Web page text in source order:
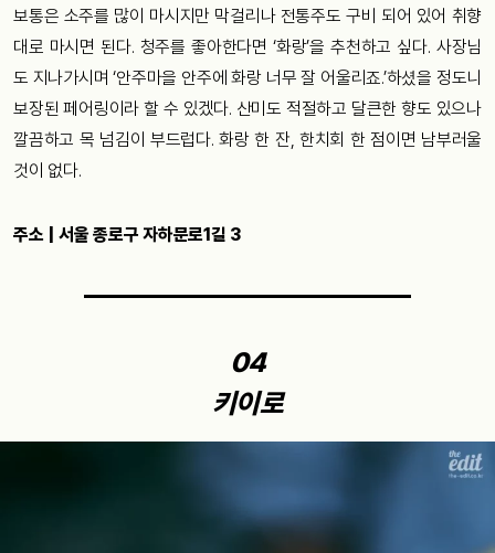
보통은 소주를 많이 마시지만 막걸리나 전통주도 구비 되어 있어 취향
대로 마시면 된다. 청주를 좋아한다면 ‘화랑’을 추천하고 싶다. 사장님
도 지나가시며 ‘안주마을 안주에 화랑 너무 잘 어울리죠.’하셨을 정도니
보장된 페어링이라 할 수 있겠다. 산미도 적절하고 달큰한 향도 있으나
깔끔하고 목 넘김이 부드럽다. 화랑 한 잔, 한치회 한 점이면 남부러울
것이 없다.
주소 | 서울 종로구 자하문로1길 3
04
키이로